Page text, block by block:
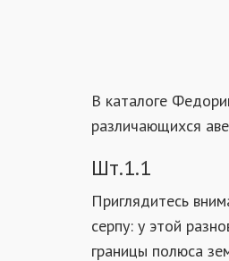
В каталоге
различающихся
Шт.1.1
Приглядитесь
серпу: у этой
границы полюса